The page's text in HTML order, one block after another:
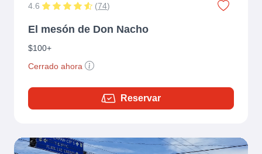
4.6 (74)
El mesón de Don Nacho
$100+
Cerrado ahora
Reservar